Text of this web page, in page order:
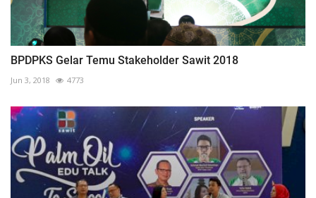
BPDPKS Gelar Temu Stakeholder Sawit 2018
Jun 3, 2018 4773